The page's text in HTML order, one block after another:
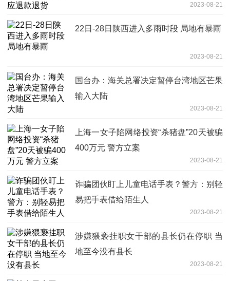
2023-08-21
22日-28日陕西进入多雨时段 局地有暴雨
2023-08-21
国台办：海关总署决定暂停台湾地区芒果
输入大陆
2023-08-21
上海一女子陷网络投资“杀猪盘”20天被骗
400万元 警方立案
2023-08-21
诈骗团伙盯上儿童电话手表？警方：别轻
易把手表借给陌生人
2023-08-21
涉嫌猥亵挂职女干部的县长仍在停职 当
地至今没有县长
2023-08-21